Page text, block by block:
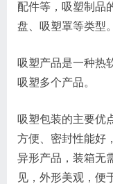
配件等，吸塑制品
盘、吸塑罩等类型。
吸塑产品是一种热
吸塑多个产品。
吸塑包装的主要优
方便、密封性能好
异形产品，装箱无
见，外形美观，便